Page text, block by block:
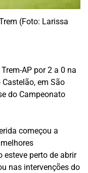
(Foto: Larissa
AP por 2 a 0 na
em São
do Campeonato
começou a
perto de abrir
nas intervenções do